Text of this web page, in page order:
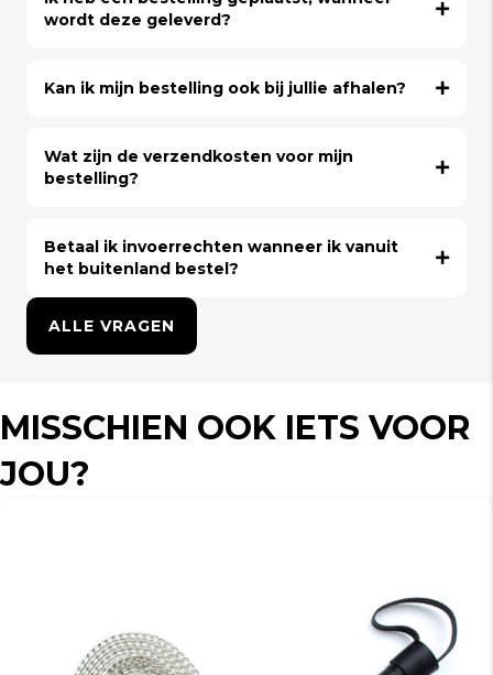
wordt deze geleverd?
Kan ik mijn bestelling ook bij jullie afhalen?
Wat zijn de verzendkosten voor mijn
bestelling?
Betaal ik invoerrechten wanneer ik vanuit
het buitenland bestel?
ALLE VRAGEN
MISSCHIEN OOK IETS VOOR
JOU?